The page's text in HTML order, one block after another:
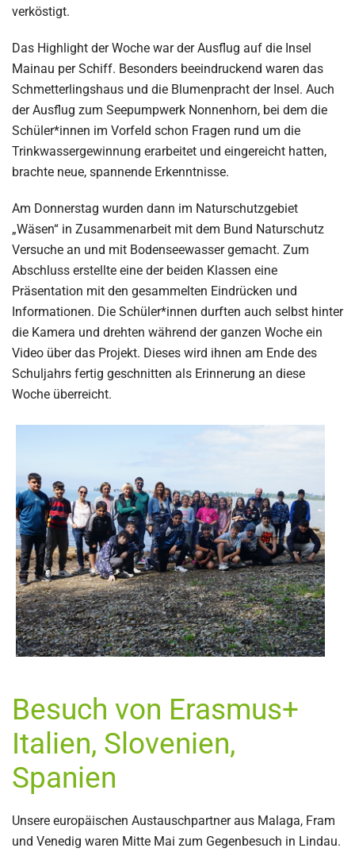
verköstigt.
Das Highlight der Woche war der Ausflug auf die Insel
Mainau per Schiff. Besonders beeindruckend waren das
Schmetterlingshaus und die Blumenpracht der Insel. Auch
der Ausflug zum Seepumpwerk Nonnenhorn, bei dem die
Schüler*innen im Vorfeld schon Fragen rund um die
Trinkwassergewinnung erarbeitet und eingereicht hatten,
brachte neue, spannende Erkenntnisse.
Am Donnerstag wurden dann im Naturschutzgebiet
„Wäsen“ in Zusammenarbeit mit dem Bund Naturschutz
Versuche an und mit Bodenseewasser gemacht. Zum
Abschluss erstellte eine der beiden Klassen eine
Präsentation mit den gesammelten Eindrücken und
Informationen. Die Schüler*innen durften auch selbst hinter
die Kamera und drehten während der ganzen Woche ein
Video über das Projekt. Dieses wird ihnen am Ende des
Schuljahrs fertig geschnitten als Erinnerung an diese
Woche überreicht.
Besuch von Erasmus+
Italien, Slovenien,
Spanien
Unsere europäischen Austauschpartner aus Malaga, Fram
und Venedig waren Mitte Mai zum Gegenbesuch in Lindau.